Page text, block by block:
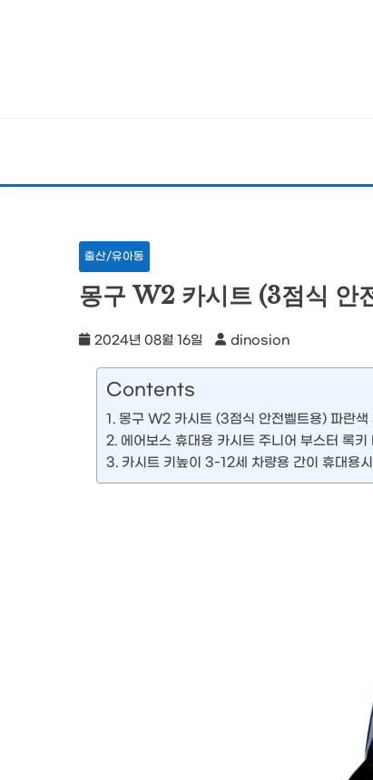
출산/유아동
몽구 W2 카시트 (3점식 안
2024년 08월 16일 dinosion
Contents
몽구 W2 카시트 (3점식 안전벨트용) 파란색
에어보스 휴대용 카시트 주니어 부스터 록
카시트 키높이 3-12세 차량용 간이 휴대용